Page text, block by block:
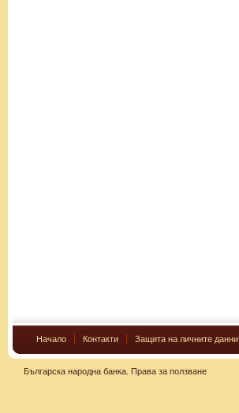
Начало Контакти Защита на личните данни
Българска народна банка. Права за ползване